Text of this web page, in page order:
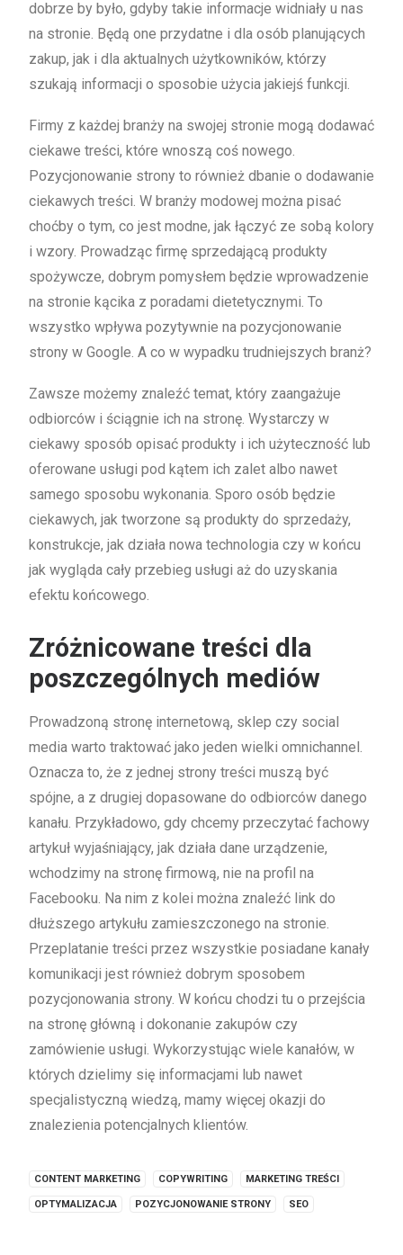
dobrze by było, gdyby takie informacje widniały u nas
na stronie. Będą one przydatne i dla osób planujących
zakup, jak i dla aktualnych użytkowników, którzy
szukają informacji o sposobie użycia jakiejś funkcji.
Firmy z każdej branży na swojej stronie mogą dodawać
ciekawe treści, które wnoszą coś nowego.
Pozycjonowanie strony to również dbanie o dodawanie
ciekawych treści. W branży modowej można pisać
choćby o tym, co jest modne, jak łączyć ze sobą kolory
i wzory. Prowadząc firmę sprzedającą produkty
spożywcze, dobrym pomysłem będzie wprowadzenie
na stronie kącika z poradami dietetycznymi. To
wszystko wpływa pozytywnie na pozycjonowanie
strony w Google. A co w wypadku trudniejszych branż?
Zawsze możemy znaleźć temat, który zaangażuje
odbiorców i ściągnie ich na stronę. Wystarczy w
ciekawy sposób opisać produkty i ich użyteczność lub
oferowane usługi pod kątem ich zalet albo nawet
samego sposobu wykonania. Sporo osób będzie
ciekawych, jak tworzone są produkty do sprzedaży,
konstrukcje, jak działa nowa technologia czy w końcu
jak wygląda cały przebieg usługi aż do uzyskania
efektu końcowego.
Zróżnicowane treści dla
poszczególnych mediów
Prowadzoną stronę internetową, sklep czy social
media warto traktować jako jeden wielki omnichannel.
Oznacza to, że z jednej strony treści muszą być
spójne, a z drugiej dopasowane do odbiorców danego
kanału. Przykładowo, gdy chcemy przeczytać fachowy
artykuł wyjaśniający, jak działa dane urządzenie,
wchodzimy na stronę firmową, nie na profil na
Facebooku. Na nim z kolei można znaleźć link do
dłuższego artykułu zamieszczonego na stronie.
Przeplatanie treści przez wszystkie posiadane kanały
komunikacji jest również dobrym sposobem
pozycjonowania strony. W końcu chodzi tu o przejścia
na stronę główną i dokonanie zakupów czy
zamówienie usługi. Wykorzystując wiele kanałów, w
których dzielimy się informacjami lub nawet
specjalistyczną wiedzą, mamy więcej okazji do
znalezienia potencjalnych klientów.
CONTENT MARKETING COPYWRITING MARKETING TREŚCI
OPTYMALIZACJA POZYCJONOWANIE STRONY SEO